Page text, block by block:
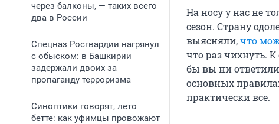
через балконы, — таких всего
два в России
Спецназ Росгвардии нагрянул
с обыском: в Башкирии
задержали двоих за
пропаганду терроризма
Синоптики говорят, лето
бетте: как уфимцы провожают
На носу у нас не
сезон. Страну
выясняли,что
что раз чихнуть.
бы вы ни
основных
практически все.